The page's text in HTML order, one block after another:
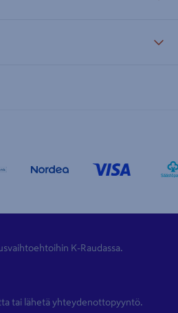
K-Raudassa.
tai lähetä yhteydenottopyyntö.